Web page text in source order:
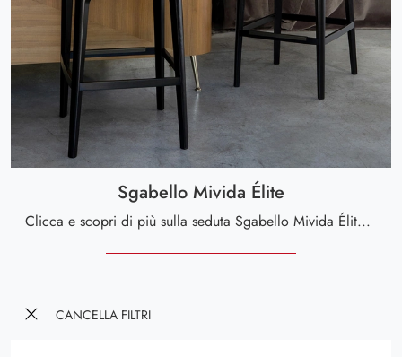
CANCELLA FILTRI
Sgabello Mivida Élite
Clicca e scopri di più sulla seduta Sgabello Mivida Élite di Tonin Casa in pelle: le più originali Sedie sgabelli design ti attendono.